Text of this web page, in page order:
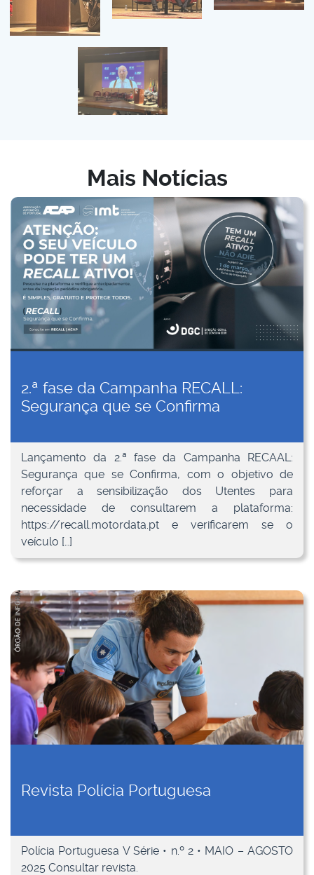
Mais Notícias
2.ª fase da Campanha RECALL:
Segurança que se Confirma
Lançamento da 2.ª fase da Campanha RECAAL:
Segurança que se Confirma, com o objetivo de
reforçar a sensibilização dos Utentes para
necessidade de consultarem a plataforma:
https://recall.motordata.pt e verificarem se o
veículo […]
Revista Polícia Portuguesa
Polícia Portuguesa V Série • n.º 2 • MAIO – AGOSTO
2025 Consultar revista.